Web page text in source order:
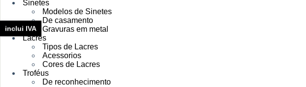
Sinetes
Modelos de Sinetes
De casamento
Gravuras em metal
Lacres
Tipos de Lacres
Acessorios
Cores de Lacres
Troféus
De reconhecimento
inclui IVA